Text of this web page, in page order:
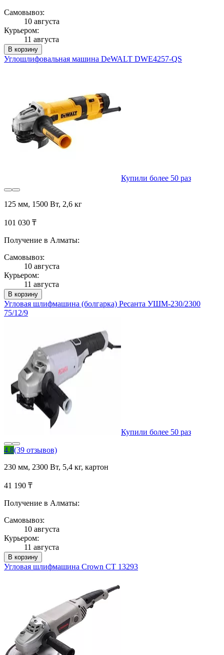
Самовывоз:
10 августа
Курьером:
11 августа
В корзину
Углошлифовальная машина DeWALT DWE4257-QS
Купили более 50 раз
125 мм, 1500 Вт, 2,6 кг
101 030 ₸
Получение в Алматы:
Самовывоз:
10 августа
Курьером:
11 августа
В корзину
Угловая шлифмашина (болгарка) Ресанта УШМ-230/2300
75/12/9
Купили более 50 раз
4.8(39 отзывов)
230 мм, 2300 Вт, 5,4 кг, картон
41 190 ₸
Получение в Алматы:
Самовывоз:
10 августа
Курьером:
11 августа
В корзину
Угловая шлифмашина Crown СТ 13293